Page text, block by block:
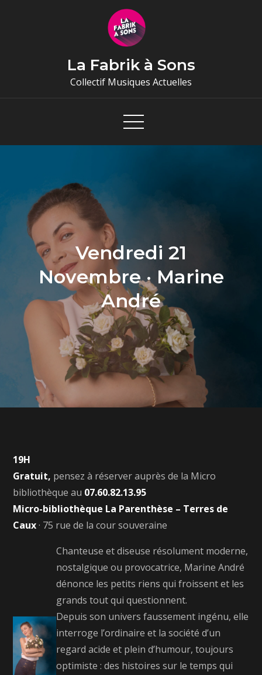
La Fabrik à Sons
Collectif Musiques Actuelles
Vendredi 21
Novembre · Marine
André
19H
Gratuit, pensez à réserver auprès de la Micro
bibliothèque au 07.60.82.13.95
Micro-bibliothèque La Parenthèse – Terres de
Caux· 75 rue de la cour souveraine
Chanteuse et diseuse résolument moderne,
nostalgique ou provocatrice, Marine André
dénonce les petits riens qui froissent et les
grands tout qui questionnent.
Depuis son univers faussement ingénu, elle
interroge l’ordinaire et la société d’un
regard acide et plein d’humour, toujours
optimiste : des histoires sur le temps qui